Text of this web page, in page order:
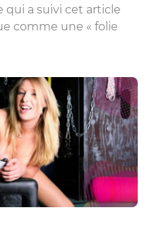
qui a suivi cet article
comme une « folie